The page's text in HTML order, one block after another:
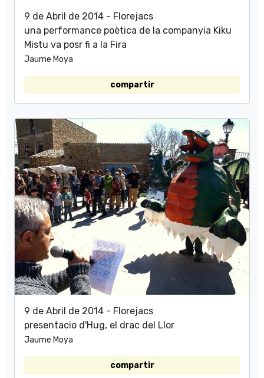
9 de Abril de 2014 - Florejacs
una performance poètica de la companyia Kiku
Mistu va posr fi a la Fira
Jaume Moya
compartir
9 de Abril de 2014 - Florejacs
presentacio d'Hug, el drac del Llor
Jaume Moya
compartir